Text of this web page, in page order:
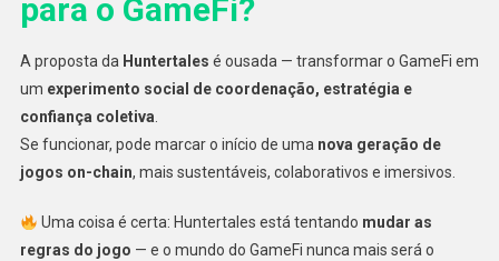
para o GameFi?
A proposta da Huntertales é ousada — transformar o GameFi em
um experimento social de coordenação, estratégia e
confiança coletiva.
Se funcionar, pode marcar o início de uma nova geração de
jogos on-chain, mais sustentáveis, colaborativos e imersivos.
Uma coisa é certa: Huntertales está tentando mudar as
regras do jogo — e o mundo do GameFi nunca mais será o